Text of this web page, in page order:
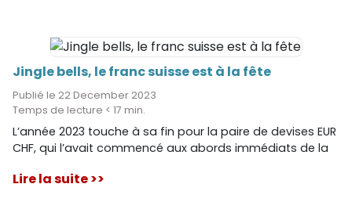
Jingle bells, le franc suisse est à la fête
Publié le 22 December 2023
Temps de lecture < 17 min.
L’année 2023 touche à sa fin pour la paire de devises EUR
CHF, qui l’avait commencé aux abords immédiats de la
Lire la suite >>